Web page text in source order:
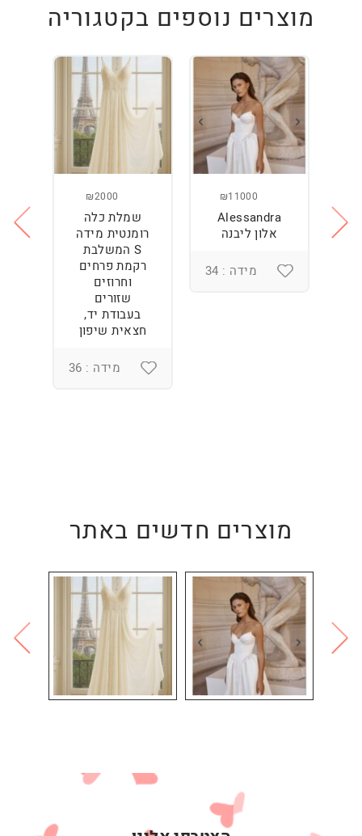
מוצרים נוספים בקטגוריה
₪11000
Alessandra
אלון ליבנה
מידה : 34
₪2000
שמלת כלה
רומנטית מידה
S המשלבת
רקמת פרחים
וחרוזים
שזורים
בעבודת יד,
חצאית שיפון
מידה : 36
מוצרים חדשים באתר